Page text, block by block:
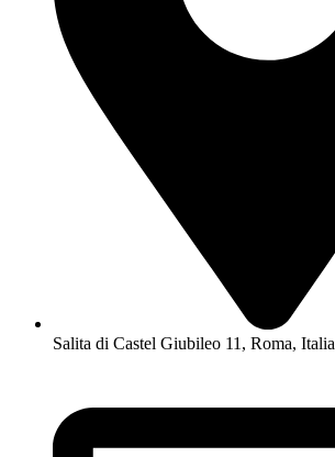
Salita di Castel Giubileo 11, Roma, Italia